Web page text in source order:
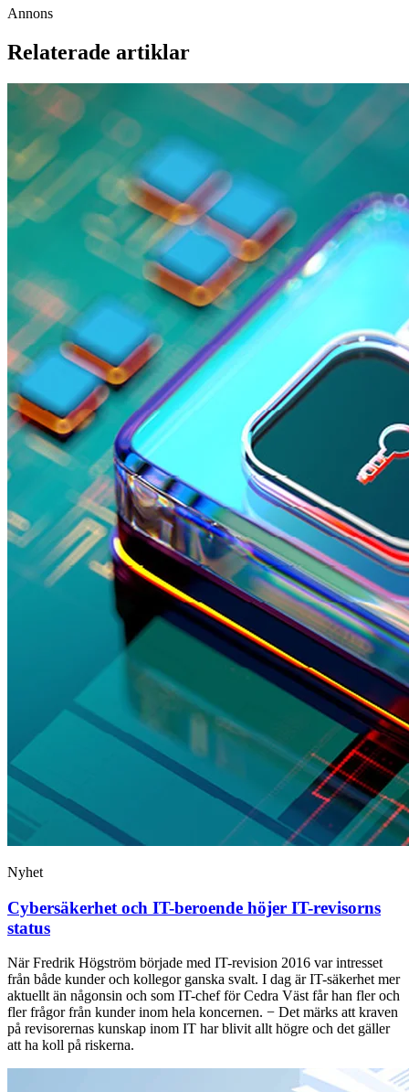
Annons
Relaterade artiklar
Nyhet
Cybersäkerhet och IT-beroende höjer IT-revisorns
status
När Fredrik Högström började med IT-revision 2016 var intresset
från både kunder och kollegor ganska svalt. I dag är IT-säkerhet mer
aktuellt än någonsin och som IT-chef för Cedra Väst får han fler och
fler frågor från kunder inom hela koncernen. − Det märks att kraven
på revisorernas kunskap inom IT har blivit allt högre och det gäller
att ha koll på riskerna.